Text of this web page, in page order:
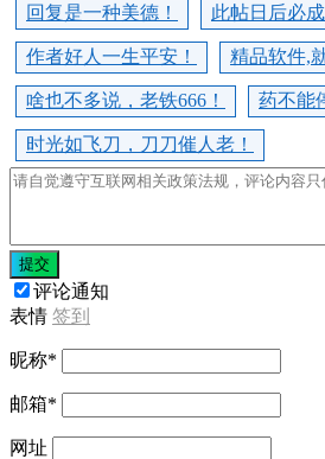
回复是一种美德！ 此帖日后必成
作者好人一生平安！ 精品软件,
啥也不多说，老铁666！ 药不能
时光如飞刀，刀刀催人老！
提交
评论通知
表情 签到
昵称*
邮箱*
网址